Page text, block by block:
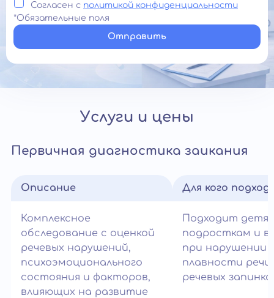
Согласен с политикой конфиденциальности
*Обязательные поля
Отправить
Услуги и цены
Первичная диагностика заикания
Описание
Комплексное
обследование с оценкой
речевых нарушений,
психоэмоционального
состояния и факторов,
влияющих на развитие
Для кого
Подходит
подросткам и
при нарушении
плавности речи
речевых